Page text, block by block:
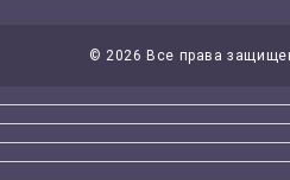
© 2026 Все права